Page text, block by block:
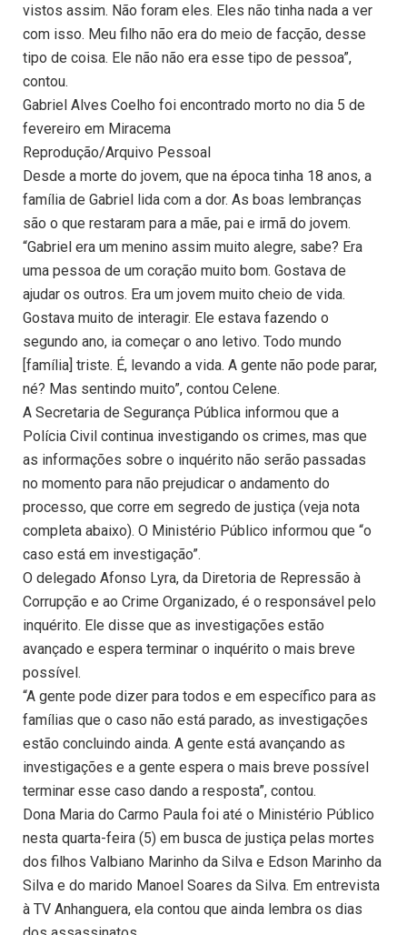
vistos assim. Não foram eles. Eles não tinha nada a ver
com isso. Meu filho não era do meio de facção, desse
tipo de coisa. Ele não não era esse tipo de pessoa”,
contou.
Gabriel Alves Coelho foi encontrado morto no dia 5 de
fevereiro em Miracema
Reprodução/Arquivo Pessoal
Desde a morte do jovem, que na época tinha 18 anos, a
família de Gabriel lida com a dor. As boas lembranças
são o que restaram para a mãe, pai e irmã do jovem.
“Gabriel era um menino assim muito alegre, sabe? Era
uma pessoa de um coração muito bom. Gostava de
ajudar os outros. Era um jovem muito cheio de vida.
Gostava muito de interagir. Ele estava fazendo o
segundo ano, ia começar o ano letivo. Todo mundo
[família] triste. É, levando a vida. A gente não pode parar,
né? Mas sentindo muito”, contou Celene.
A Secretaria de Segurança Pública informou que a
Polícia Civil continua investigando os crimes, mas que
as informações sobre o inquérito não serão passadas
no momento para não prejudicar o andamento do
processo, que corre em segredo de justiça (veja nota
completa abaixo). O Ministério Público informou que “o
caso está em investigação”.
O delegado Afonso Lyra, da Diretoria de Repressão à
Corrupção e ao Crime Organizado, é o responsável pelo
inquérito. Ele disse que as investigações estão
avançado e espera terminar o inquérito o mais breve
possível.
“A gente pode dizer para todos e em específico para as
famílias que o caso não está parado, as investigações
estão concluindo ainda. A gente está avançando as
investigações e a gente espera o mais breve possível
terminar esse caso dando a resposta”, contou.
Dona Maria do Carmo Paula foi até o Ministério Público
nesta quarta-feira (5) em busca de justiça pelas mortes
dos filhos Valbiano Marinho da Silva e Edson Marinho da
Silva e do marido Manoel Soares da Silva. Em entrevista
à TV Anhanguera, ela contou que ainda lembra os dias